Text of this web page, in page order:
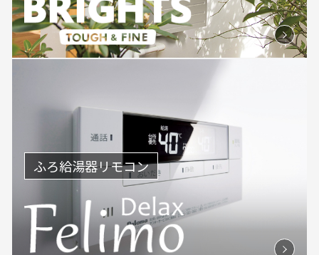
ふろ給湯器リモコン